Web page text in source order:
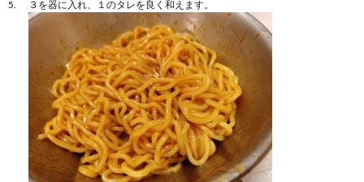
３を器に入れ、１のタレを良く和えます。